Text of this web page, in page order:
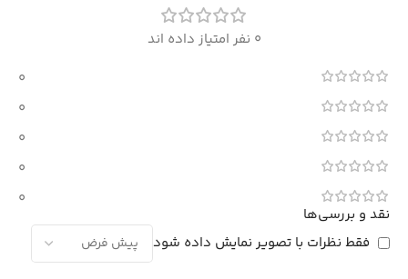
0 نفر امتیاز داده اند
0
0
0
0
0
نقد و بررسی‌ها
فقط نظرات با تصویر نمایش داده شود